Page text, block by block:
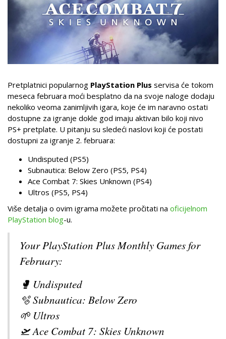
Pretplatnici popularnog PlayStation Plus servisa će tokom
meseca februara moći besplatno da na svoje naloge dodaju
nekoliko veoma zanimljivih igara, koje će im naravno ostati
dostupne za igranje dokle god imaju aktivan bilo koji nivo
PS+ pretplate. U pitanju su sledeći naslovi koji će postati
dostupni za igranje 2. februara:
Undisputed (PS5)
Subnautica: Below Zero (PS5, PS4)
Ace Combat 7: Skies Unknown (PS4)
Ultros (PS5, PS4)
Više detalja o ovim igrama možete pročitati na oficijelnom
PlayStation blog-u.
Your PlayStation Plus Monthly Games for
February:
🥊 Undisputed
🫧 Subnautica: Below Zero
🌱 Ultros
🛫 Ace Combat 7: Skies Unknown